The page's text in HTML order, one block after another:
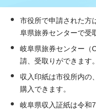
市役所で申請された方
阜県旅券センターで受
岐阜県旅券センター（
請、受取りができます。
収入印紙は市役所内の
購入できます。
岐阜県収入証紙は令和